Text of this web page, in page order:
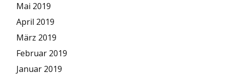
Mai 2019
April 2019
März 2019
Februar 2019
Januar 2019